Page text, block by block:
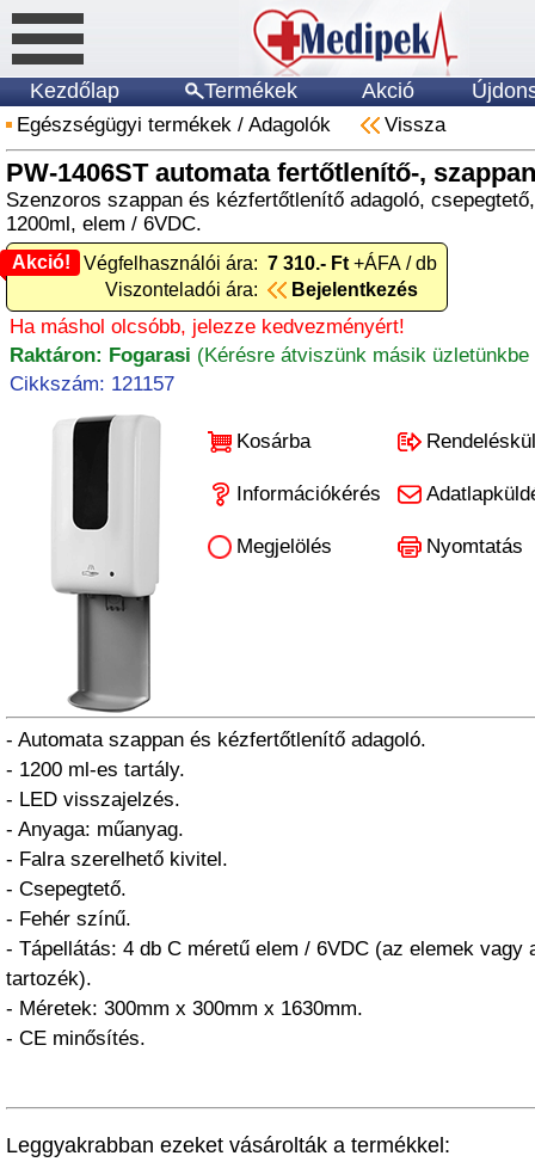
Kezdőlap Termékek Akció
Egészségügyi termékek / Adagolók Vissza
PW-1406ST automata fertőtlenítő-,
Szenzoros szappan és kézfertőtlenítő adagoló,
1200ml, elem / 6VDC.
Akció!
Akció! Végfelhasználói ára: 7 310.- Ft +ÁFA / db
Viszonteladói ára:
Bejelentkezés
Ha máshol olcsóbb, jelezze kedvezményért!
Raktáron: Fogarasi (Kérésre átviszünk másik üzletünkbe
Cikkszám: 121157
Kosárba
Információkérés
Megjelölés Nyomtatás
- Automata szappan és kézfertőtlenítő adagoló.
- 1200 ml-es tartály.
- LED visszajelzés.
- Anyaga: műanyag.
- Falra szerelhető kivitel.
- Csepegtető.
- Fehér színű.
- Tápellátás: 4 db C méretű elem / 6VDC (az elemek vagy
tartozék).
- Méretek: 300mm x 300mm x 1630mm.
- CE minősítés.
Leggyakrabban ezeket vásárolták a termékkel: